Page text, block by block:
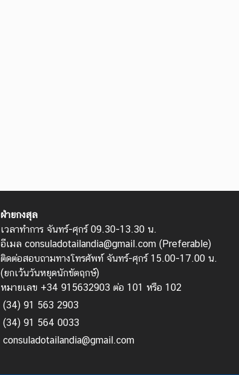
ฝ่ายกงสุล
เวลาทำการ จันทร์-ศุกร์ 09.30-13.30 น.
อีเมล consuladotailandia@gmail.com (Preferable)
ติดต่อสอบถามทางโทรศัพท์ จันทร์-ศุกร์ 15.00-17.00 น.
(ยกเว้นวันหยุดนักขัตฤกษ์)
หมายเลข +34 915632903 ต่อ 101 หรือ 102
(34) 91 563 2903
(34) 91 564 0033
consuladotailandia@gmail.com